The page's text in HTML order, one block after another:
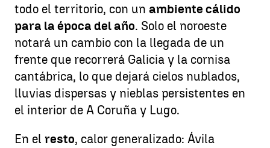
todo el territorio, con un ambiente cálido
para la época del año. Solo el noroeste
notará un cambio con la llegada de un
frente que recorrerá Galicia y la cornisa
cantábrica, lo que dejará cielos nublados,
lluvias dispersas y nieblas persistentes en
el interior de A Coruña y Lugo.
En el resto, calor generalizado: Ávila